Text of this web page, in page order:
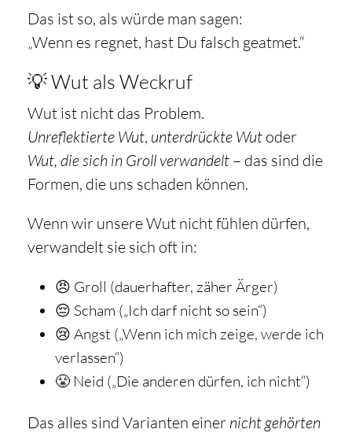
Das ist so, als würde man sagen:
„Wenn es regnet, hast Du falsch geatmet.“
💡 Wut als Weckruf
Wut ist nicht das Problem.
Unreflektierte Wut, unterdrückte Wutoder
Wut, die sich in Groll verwandelt– das sind die
Formen, die uns schaden können.
Wenn wir unsere Wut nicht fühlen dürfen,
verwandelt sie sich oft in:
😠 Groll (dauerhafter, zäher Ärger)
😔 Scham („Ich darf nicht so sein“)
😢 Angst („Wenn ich mich zeige, werde ich
verlassen“)
😤 Neid („Die anderen dürfen, ich nicht“)
Das alles sind Varianten einer nicht gehörten